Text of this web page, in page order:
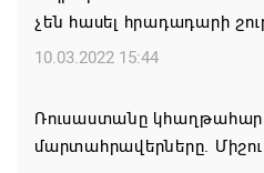
Գրիգորյան
06.08.2026 17:04
Քրիստիննե Գրիգորյանը
Արտաքին
չեն հասել հրադադարի
10.03.2022 15:44
Ռուսաստանը
մարտահրավերները.